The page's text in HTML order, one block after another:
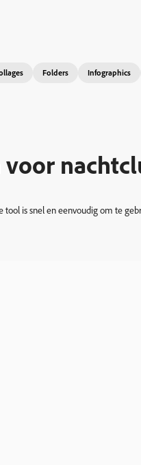
Folders Infographics
is snel en eenvoudig om te